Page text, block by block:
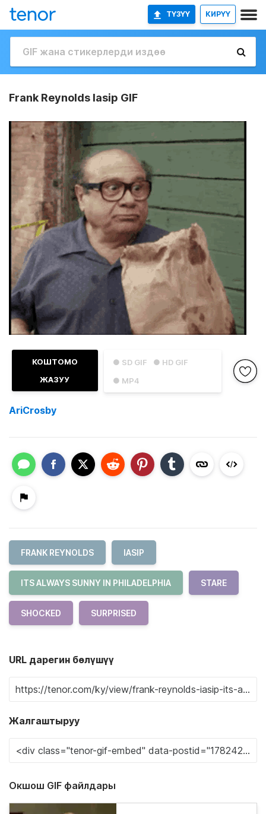
ТҮЗҮҮ КИРҮҮ
Frank Reynolds Iasip GIF
● SD GIF
● HD GIF
● MP4
КОШТОМО
ЖАЗУУ
AriCrosby
FRANK REYNOLDS IASIP
ITS ALWAYS SUNNY IN PHILADELPHIA STARE
SHOCKED SURPRISED
URL дарегин бөлүшүү
Жалгаштыруу
Окшош GIF файлдары